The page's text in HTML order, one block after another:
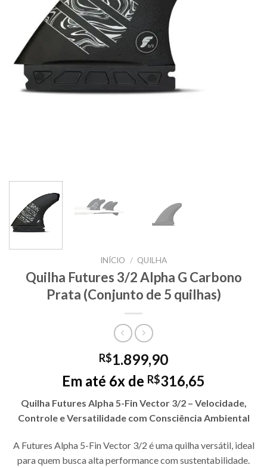
INÍCIO / QUILHA
Quilha Futures 3/2 Alpha G Carbono
Prata (Conjunto de 5 quilhas)
R$1.899,90
Em até 6x de R$316,65
Quilha Futures Alpha 5-Fin Vector 3/2 – Velocidade,
Controle e Versatilidade com Consciência Ambiental
A Futures Alpha 5-Fin Vector 3/2 é uma quilha versátil, ideal
para quem busca alta performance com sustentabilidade.